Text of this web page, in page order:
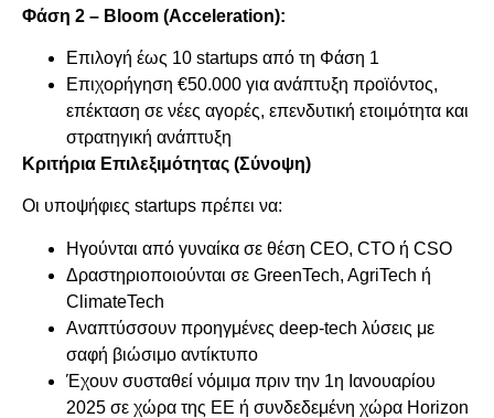
Φάση 2 – Bloom (Acceleration):
Επιλογή έως 10 startups από τη Φάση 1
Επιχορήγηση €50.000 για ανάπτυξη προϊόντος,
επέκταση σε νέες αγορές, επενδυτική ετοιμότητα και
στρατηγική ανάπτυξη
Κριτήρια Επιλεξιμότητας (Σύνοψη)
Οι υποψήφιες startups πρέπει να:
Ηγούνται από γυναίκα σε θέση CEO, CTO ή CSO
Δραστηριοποιούνται σε GreenTech, AgriTech ή
ClimateTech
Αναπτύσσουν προηγμένες deep-tech λύσεις με
σαφή βιώσιμο αντίκτυπο
Έχουν συσταθεί νόμιμα πριν την 1η Ιανουαρίου
2025 σε χώρα της ΕΕ ή συνδεδεμένη χώρα Horizon